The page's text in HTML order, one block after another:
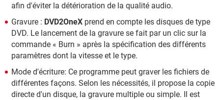
afin d'éviter la détérioration de la qualité audio.
Gravure : DVD2OneX prend en compte les disques de type
DVD. Le lancement de la gravure se fait par un clic sur la
commande « Burn » après la spécification des différents
paramètres dont la vitesse et le type.
Mode d'écriture: Ce programme peut graver les fichiers de
différentes façons. Selon les nécessités, il propose la copie
directe d'un disque, la gravure multiple ou simple. Il est